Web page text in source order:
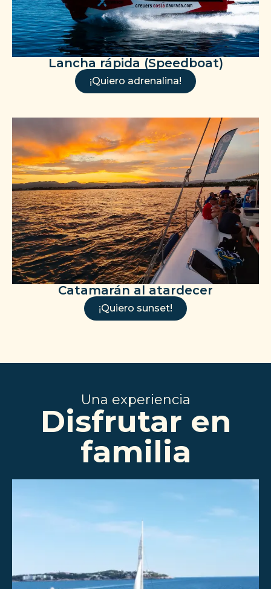
Lancha rápida (Speedboat)
¡Quiero adrenalina!
Catamarán al atardecer
¡Quiero sunset!
Una experiencia
Disfrutar en
familia